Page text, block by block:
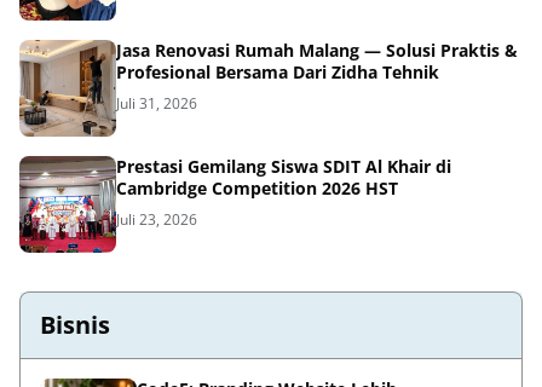
Jasa Renovasi Rumah Malang — Solusi Praktis &
Profesional Bersama Dari Zidha Tehnik
Juli 31, 2026
Prestasi Gemilang Siswa SDIT Al Khair di
Cambridge Competition 2026 HST
Juli 23, 2026
Bisnis